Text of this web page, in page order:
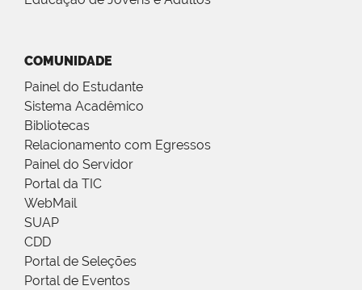
COMUNIDADE
Painel do Estudante
Sistema Acadêmico
Bibliotecas
Relacionamento com Egressos
Painel do Servidor
Portal da TIC
WebMail
SUAP
CDD
Portal de Seleções
Portal de Eventos